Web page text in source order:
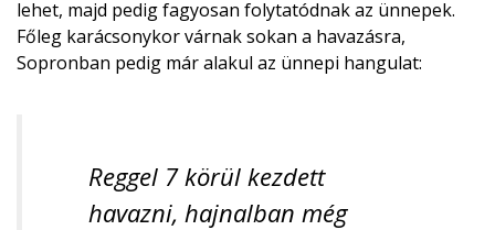
lehet, majd pedig fagyosan folytatódnak az ünnepek.
Főleg karácsonykor várnak sokan a havazásra,
Sopronban pedig már alakul az ünnepi hangulat:
Reggel 7 körül kezdett
havazni, hajnalban még